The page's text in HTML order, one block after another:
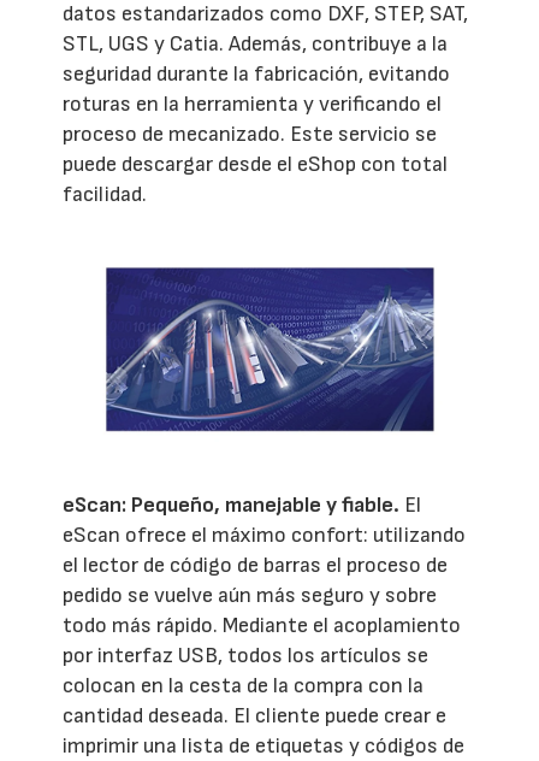
datos estandarizados como DXF, STEP, SAT,
STL, UGS y Catia. Además, contribuye a la
seguridad durante la fabricación, evitando
roturas en la herramienta y verificando el
proceso de mecanizado. Este servicio se
puede descargar desde el eShop con total
facilidad.
eScan: Pequeño, manejable y fiable. El
eScan ofrece el máximo confort: utilizando
el lector de código de barras el proceso de
pedido se vuelve aún más seguro y sobre
todo más rápido. Mediante el acoplamiento
por interfaz USB, todos los artículos se
colocan en la cesta de la compra con la
cantidad deseada. El cliente puede crear e
imprimir una lista de etiquetas y códigos de